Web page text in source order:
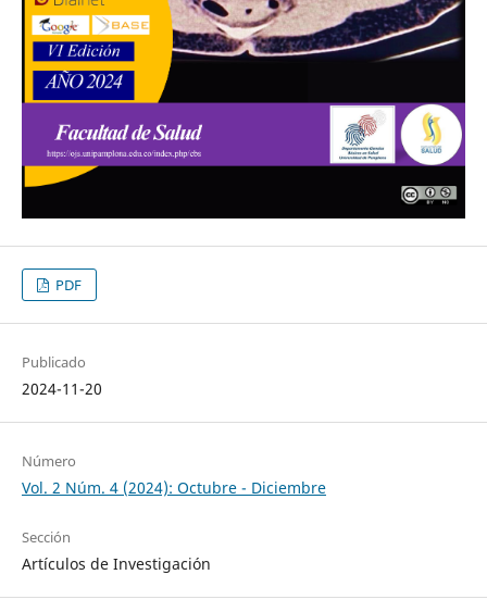
PDF
Publicado
2024-11-20
Número
Vol. 2 Núm. 4 (2024): Octubre - Diciembre
Sección
Artículos de Investigación